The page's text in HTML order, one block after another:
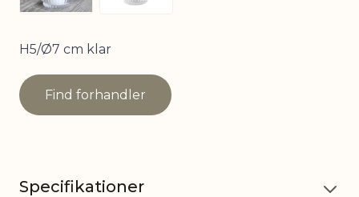
H5/Ø7 cm klar
Find forhandler
Specifikationer